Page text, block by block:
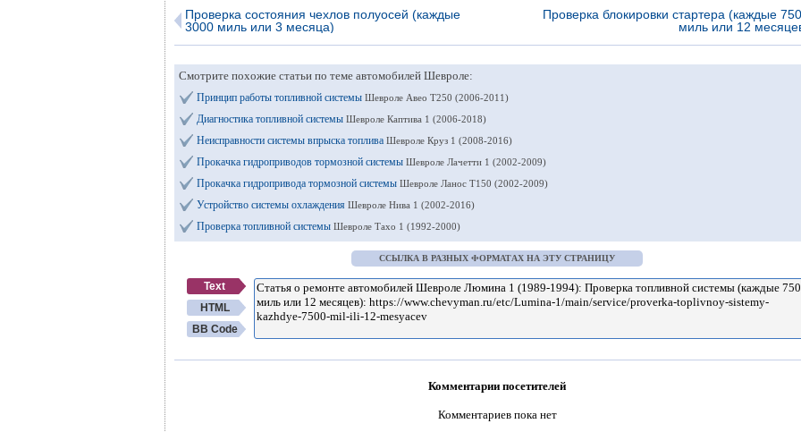
Проверка состояния чехлов полуосей (каждые
3000 миль или 3 месяца)
Проверка блокировки стартера (каждые
миль или 12
Смотрите похожие статьи по теме автомобилей Шевроле:
Принцип работы топливной системы Шевроле Авео Т250 (2006-2011)
Диагностика топливной системы Шевроле Каптива 1 (2006-2018)
Неисправности системы впрыска топлива Шевроле Круз 1 (2008-2016)
Прокачка гидроприводов тормозной системы Шевроле Лачетти 1 (2002-2009)
Прокачка гидропривода тормозной системы Шевроле Ланос Т150 (2002-2009)
Устройство системы охлаждения Шевроле Нива 1 (2002-2016)
Проверка топливной системы Шевроле Тахо 1 (1992-2000)
ССЫЛКА В РАЗНЫХ ФОРМАТАХ НА ЭТУ СТРАНИЦУ
Text
HTML
BB Code
Комментарии посетителей
Комментариев пока нет